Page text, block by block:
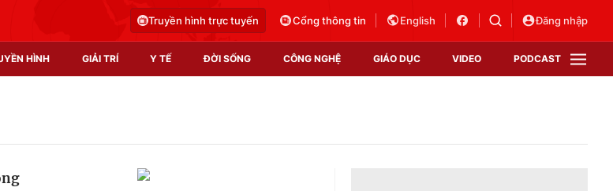
Truyền hình trực tuyến Cổng thông tin English Đăng nhập
HÌNH GIẢI TRÍ Y TẾ ĐỜI SỐNG CÔNG NGHỆ GIÁO DỤC VIDEO PODCAST
VTV Sức khoẻ